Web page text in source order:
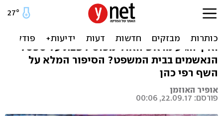
רפי כהן: הסיפור המלא
מה קרה לילד הפלא של הקולינריה הישראלית,
ואיך הגיע מראש האולימפוס לשבת על ספסל
הנאשמים בבית המשפט? הסיפור המלא על
השף רפי כהן
אופיר האוזמן
פורסם: 22.09.17, 00:06